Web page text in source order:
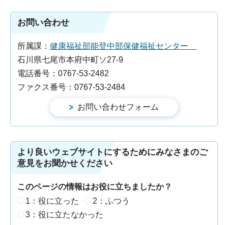
お問い合わせ
所属課： 健康福祉部能登中部保健福祉センター
石川県七尾市本府中町ソ27-9
電話番号：0767-53-2482
ファクス番号：0767-53-2484
より良いウェブサイトにするためにみなさまのご
意見をお聞かせください
このページの情報はお役に立ちましたか？
1：役に立った
2：ふつう
3：役に立たなかった